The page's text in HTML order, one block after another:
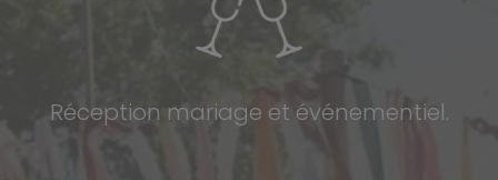
Réception mariage et événementiel.